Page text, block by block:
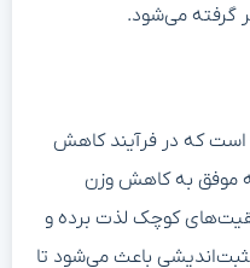
گرفته می‌شود.
که در فرآیند کاهش
موفق به کاهش وزن
کوچک لذت برده و
باعث می‌شود تا